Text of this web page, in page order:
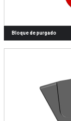
Bloque de purgado